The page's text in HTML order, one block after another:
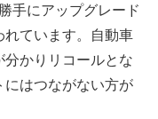
手にアップグレード
れています。自動車
分かりリコールとな
にはつながない方が